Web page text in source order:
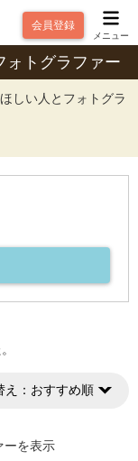
会員登録
メニュー
ォトグラファー
しい人とフォトグラ
： おすすめ順
ーを表示